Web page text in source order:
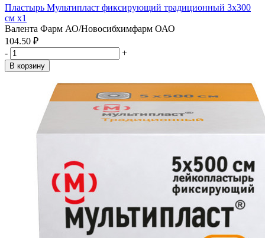
Пластырь Мультипласт фиксирующий традиционный 3х300
см x1
Валента Фарм АО/Новосибхимфарм ОАО
104.50 ₽
-
+
В корзину